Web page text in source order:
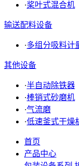
·桨叶式混合机
输送配料设备
·多组分吸料计
其他设备
·半自动除铁器
·棒销式砂磨机
·气流磨
·低速釜式干燥
首页
产品中心